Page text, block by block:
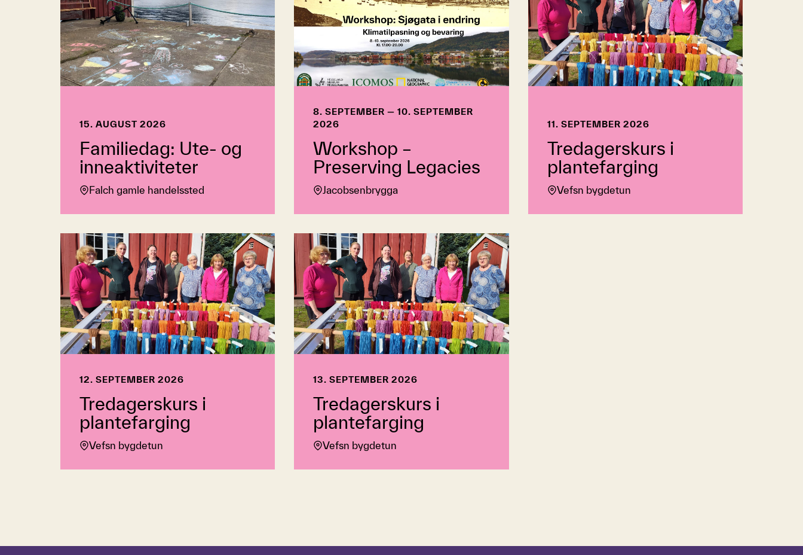
15. AUGUST 2026
Familiedag: Ute- og
inneaktiviteter
Falch gamle handelssted
8. SEPTEMBER — 10. SEPTEMBER
2026
Workshop –
Preserving Legacies
Jacobsenbrygga
11. SEPTEMBER 2026
Tredagerskurs i
plantefarging
Vefsn bygdetun
12. SEPTEMBER 2026
Tredagerskurs i
plantefarging
Vefsn bygdetun
13. SEPTEMBER 2026
Tredagerskurs i
plantefarging
Vefsn bygdetun
Hopp over tidslinje